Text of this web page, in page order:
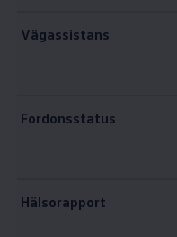
Vägassistans
Fordonsstatus
Hälsorapport